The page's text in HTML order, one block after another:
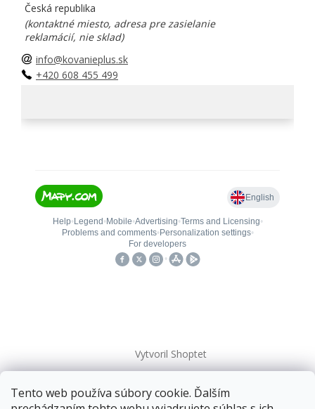
Tento web používa súbory cookie. Ďalším
Česká republika
(kontaktné miesto, adresa pre zasielanie
reklamácií, nie sklad)
info@kovanieplus.sk
+420 608 455 499
Vytvoril Shoptet
Copyright 2026kovanieplus. Všetky práva vyhradené.